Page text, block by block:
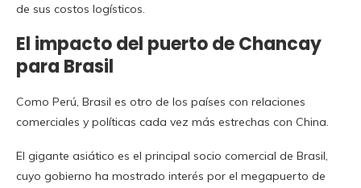
de sus costos logísticos.
El impacto del puerto de Chancay
para Brasil
Como Perú, Brasil es otro de los países con relaciones
comerciales y políticas cada vez más estrechas con China.
El gigante asiático es el principal socio comercial de Brasil,
cuyo gobierno ha mostrado interés por el megapuerto de